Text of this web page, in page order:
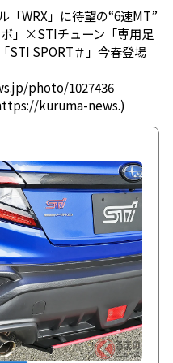
「WRX」に待望の“6速MT”
」×STIチューン「専用足
STI SPORT＃」今春登場
photo/1027436
kuruma-news.)